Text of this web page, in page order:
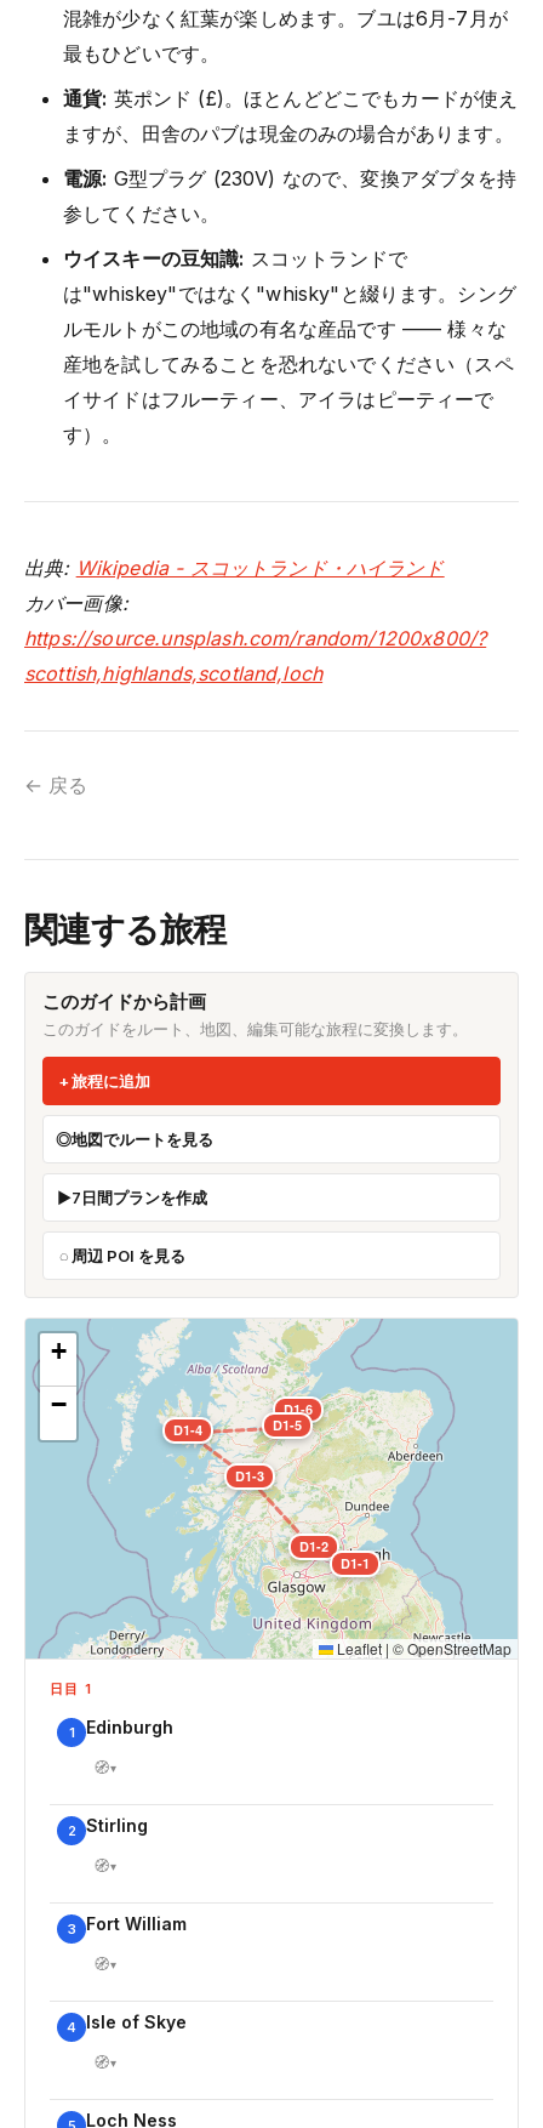
混雑が少なく紅葉が楽しめます。ブユは6月-7月が
最もひどいです。
通貨: 英ポンド (£)。ほとんどどこでもカードが使え
ますが、田舎のパブは現金のみの場合があります。
電源: G型プラグ (230V) なので、変換アダプタを持
参してください。
ウイスキーの豆知識: スコットランドで
は"whiskey"ではなく"whisky"と綴ります。シング
ルモルトがこの地域の有名な産品です —— 様々な
産地を試してみることを恐れないでください（スペ
イサイドはフルーティー、アイラはピーティーで
す）。
出典: Wikipedia - スコットランド・ハイランド
カバー画像:
https://source.unsplash.com/random/1200x800/?
scottish,highlands,scotland,loch
← 戻る
関連する旅程
このガイドから計画
このガイドをルート、地図、編集可能な旅程に変換します。
旅程に追加
地図でルートを見る
7日間プランを作成
周辺 POI を見る
D1-1
D1-2
D1-3
D1-4 D1-5
D1-6
+
−
Leaflet | ©OpenStreetMap
日目 1
1 Edinburgh
🧭▾
2 Stirling
🧭▾
3 Fort William
🧭▾
4 Isle of Skye
🧭▾
Loch Ness